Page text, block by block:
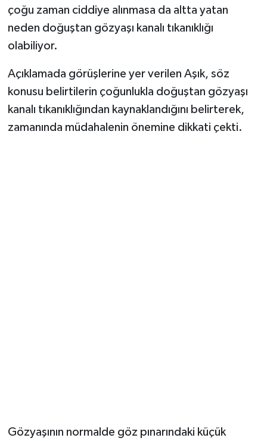
çoğu zaman ciddiye alınmasa da altta yatan
neden doğuştan gözyaşı kanalı tıkanıklığı
olabiliyor.
Açıklamada görüşlerine yer verilen Aşık, söz
konusu belirtilerin çoğunlukla doğuştan gözyaşı
kanalı tıkanıklığından kaynaklandığını belirterek,
zamanında müdahalenin önemine dikkati çekti.
Gözyaşının normalde göz pınarındaki küçük
Yaşam